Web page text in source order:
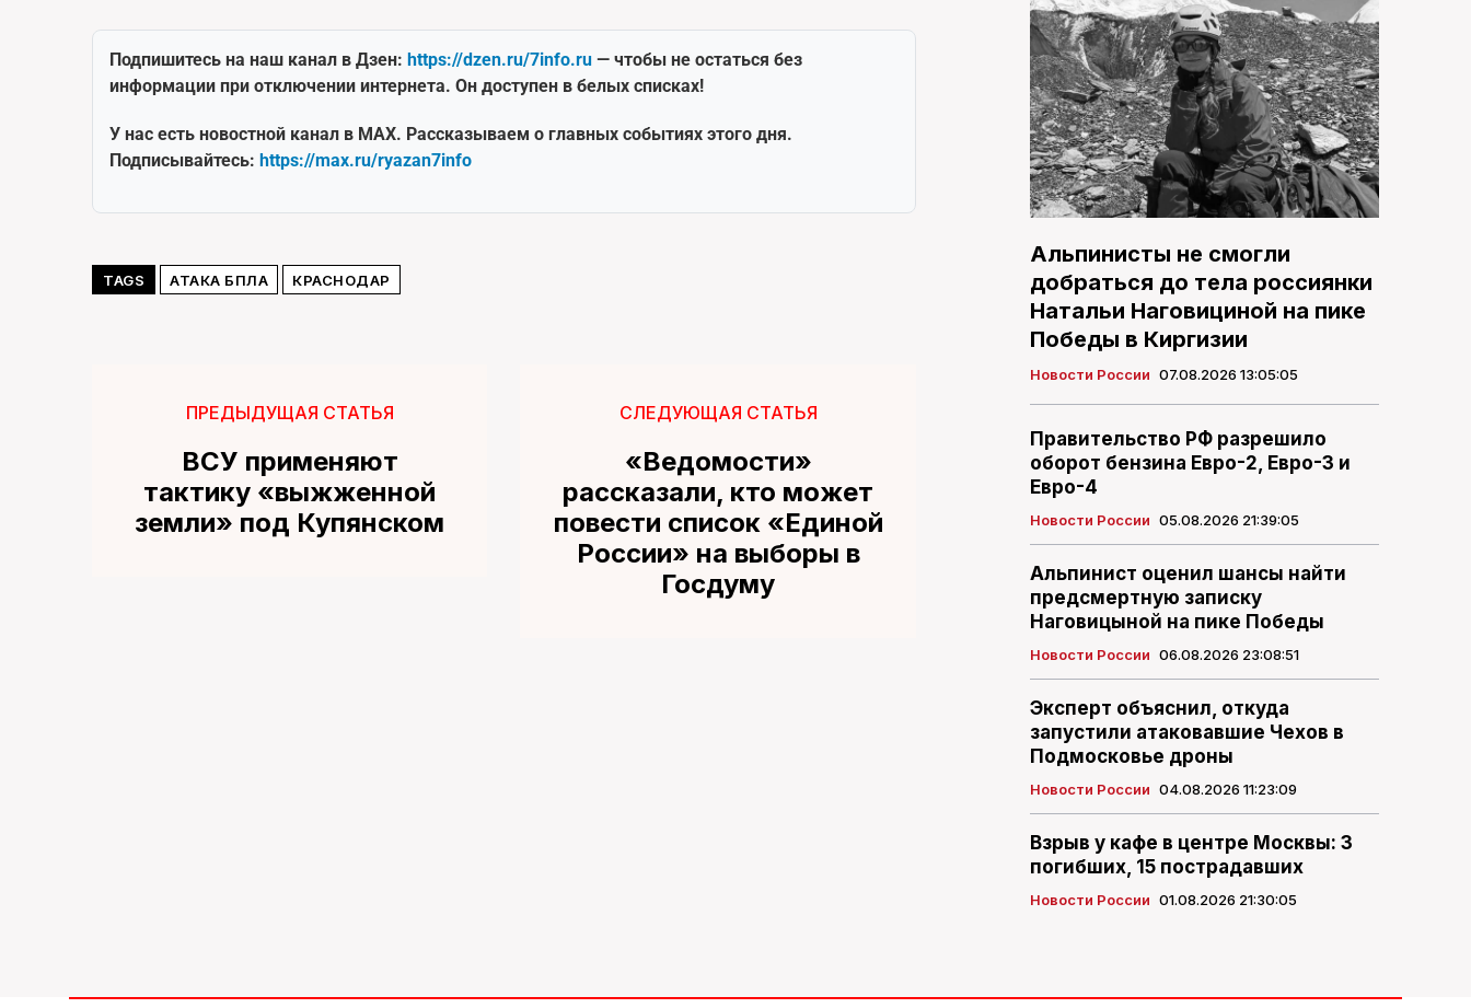
Подпишитесь на наш канал в Дзен: https://dzen.ru/7info.ru — чтобы не остаться без
информации при отключении интернета. Он доступен в белых списках!
У нас есть новостной канал в MAX. Рассказываем о главных событиях этого дня.
Подписывайтесь: https://max.ru/ryazan7info
TAGS АТАКА БПЛА КРАСНОДАР
ПРЕДЫДУЩАЯ СТАТЬЯ
ВСУ применяют
тактику «выжженной
земли» под Купянском
СЛЕДУЮЩАЯ СТАТЬЯ
«Ведомости»
рассказали, кто может
повести список «Единой
России» на выборы в
Госдуму
Альпинисты не смогли
добраться до тела россиянки
Натальи Наговициной на пике
Победы в Киргизии
Новости России 07.08.2026 13:05:05
Правительство РФ разрешило
оборот бензина Евро-2, Евро-3 и
Евро-4
Новости России 05.08.2026 21:39:05
Альпинист оценил шансы найти
предсмертную записку
Наговицыной на пике Победы
Новости России 06.08.2026 23:08:51
Эксперт объяснил, откуда
запустили атаковавшие Чехов в
Подмосковье дроны
Новости России 04.08.2026 11:23:09
Взрыв у кафе в центре Москвы: 3
погибших, 15 пострадавших
Новости России 01.08.2026 21:30:05